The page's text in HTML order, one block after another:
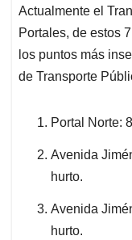
Actualmente el
Portales, de estos
los puntos más
de Transporte
Portal Norte:
Avenida
hurto.
Avenida
hurto.